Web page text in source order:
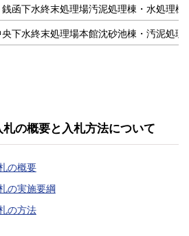
銭函下水終末処理場汚泥処理棟・水処理棟
下水終末処理場本館沈砂池棟・汚泥処理
の概要と入札方法について
の概要
の実施要綱
の方法